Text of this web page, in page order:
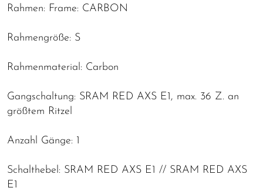
Rahmen: Frame: CARBON
Rahmengröße: S
Rahmenmaterial: Carbon
Gangschaltung: SRAM RED AXS E1, max. 36 Z. an
größtem Ritzel
Anzahl Gänge: 1
Schalthebel: SRAM RED AXS E1 // SRAM RED AXS
E1